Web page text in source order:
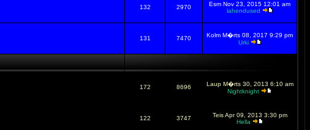
132 2970
Esm Nov 23, 2015 12:01 am
lahendused
131 7470
Kolm M�rts 08, 2017 9:29 pm
Urki
172 8696
Laup M�rts 30, 2013 6:10 am
Nightknight
122 3747
Teis Apr 09, 2013 3:30 pm
Hella